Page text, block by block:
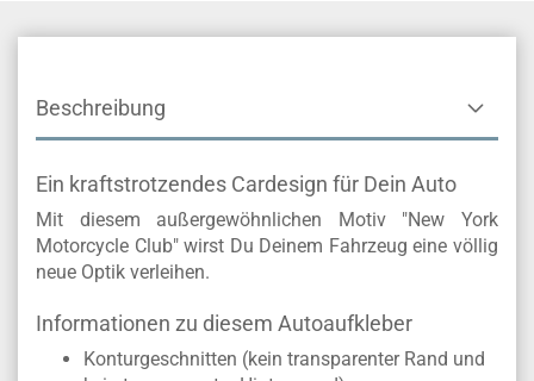
Beschreibung
Ein kraftstrotzendes Cardesign für Dein Auto
Mit diesem außergewöhnlichen Motiv "New York
Motorcycle Club" wirst Du Deinem Fahrzeug eine völlig
neue Optik verleihen.
Informationen zu diesem Autoaufkleber
Konturgeschnitten (kein transparenter Rand und